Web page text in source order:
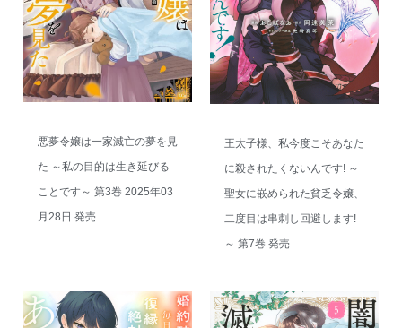
悪夢令嬢は一家滅亡の夢を見
た ～私の目的は生き延びる
ことです～ 第3巻 2025年03
月28日 発売
王太子様、私今度こそあなた
に殺されたくないんです! ～
聖女に嵌められた貧乏令嬢、
二度目は串刺し回避します!
～ 第7巻 発売